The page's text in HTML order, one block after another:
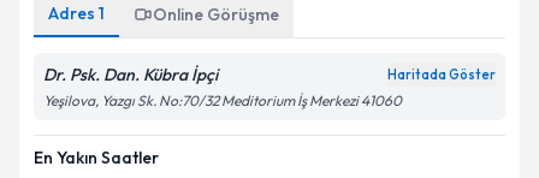
Adres 1 Online Görüşme
Dr. Psk. Dan. Kübra İpçi Haritada Göster
Yeşilova, Yazgı Sk. No:70/32 Meditorium İş Merkezi 41060
En Yakın Saatler